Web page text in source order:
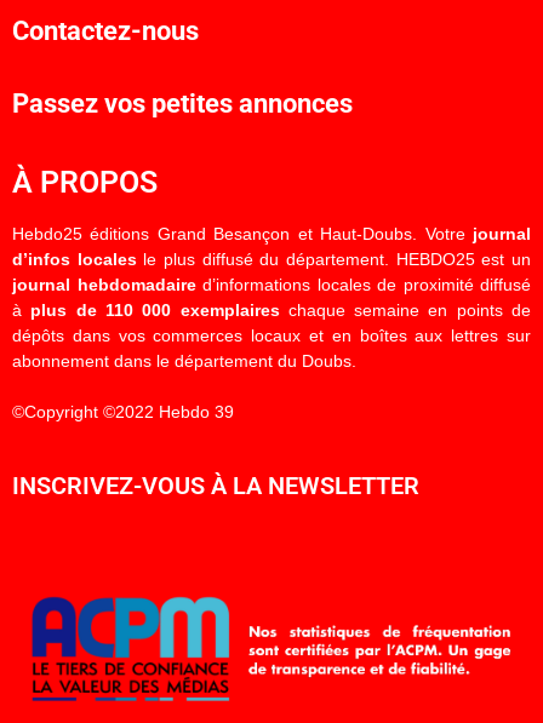
Contactez-nous
Passez vos petites annonces
À PROPOS
Hebdo25 éditions Grand Besançon et Haut-Doubs. Votre journal
d’infos localesle plus diffusé du département. HEBDO25 est un
journal hebdomadaired’informations locales de proximité diffusé
à plus de 110 000 exemplaireschaque semaine en points de
dépôts dans vos commerces locaux et en boîtes aux lettres sur
abonnement dans le département du Doubs.
©Copyright ©2022 Hebdo 39
INSCRIVEZ-VOUS À LA NEWSLETTER